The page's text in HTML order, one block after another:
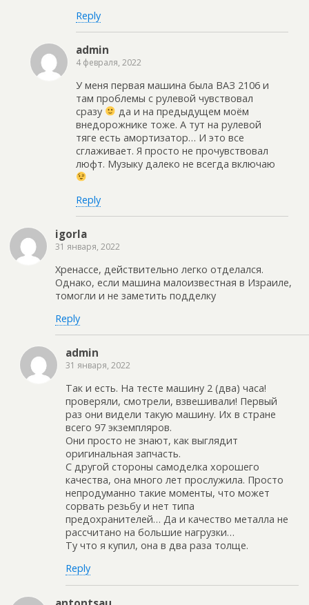
Reply
admin
4 февраля, 2022
У меня первая машина была ВАЗ 2106 и
там проблемы с рулевой чувствовал
сразу
да и на предыдущем моём
внедорожнике тоже. А тут на рулевой
тяге есть амортизатор… И это все
сглаживает. Я просто не прочувствовал
люфт. Музыку далеко не всегда включаю
Reply
igorla
31 января, 2022
Хренассе, действительно легко отделался.
Однако, если машина малоизвестная в Израиле,
томогли и не заметить подделку
Reply
admin
31 января, 2022
Так и есть. На тесте машину 2 (два) часа!
проверяли, смотрели, взвешивали! Первый
раз они видели такую машину. Их в стране
всего 97 экземпляров.
Они просто не знают, как выглядит
оригинальная запчасть.
С другой стороны самоделка хорошего
качества, она много лет прослужила. Просто
непродуманно такие моменты, что может
сорвать резьбу и нет типа
предохранителей… Да и качество металла не
рассчитано на большие нагрузки…
Ту что я купил, она в два раза толще.
Reply